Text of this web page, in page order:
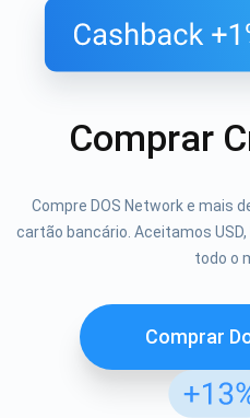
Comprar
Compre DOS Network e mais
cartão bancário. Aceitamos
todo o
Comprar